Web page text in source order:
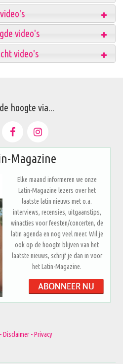
video's
video's
hoogte via...
Magazine
Elke maand informeren we onze
Latin-Magazine lezers over het
laatste latin nieuws met o.a.
interviews, recensies, uitgaanstips,
winacties voor feesten/concerten, de
latin agenda en nog veel meer. Wil je
ook op de hoogte blijven van het
laatste nieuws, schrijf je dan in voor
het Latin-Magazine.
Disclaimer - Privacy